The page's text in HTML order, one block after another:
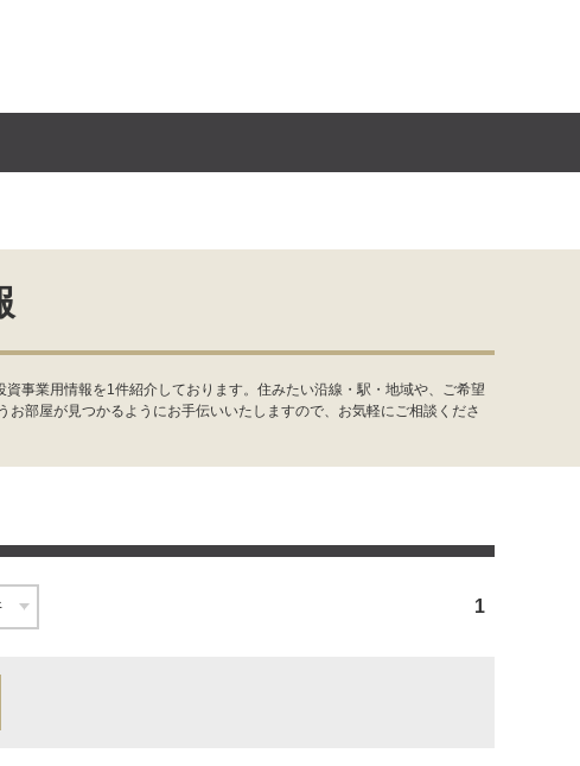
事業用情報を1件紹介しております。住みたい沿線・駅・地域や、ご希望
部屋が見つかるようにお手伝いいたしますので、お気軽にご相談くださ
1